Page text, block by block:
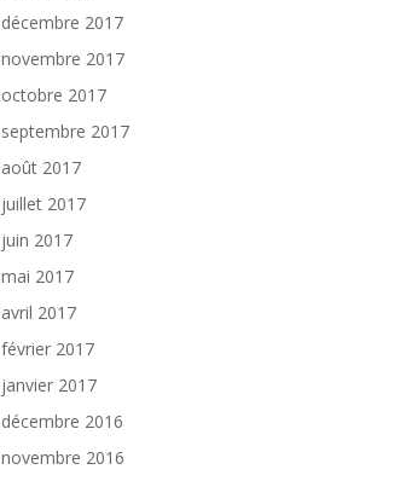
décembre 2017
novembre 2017
octobre 2017
septembre 2017
août 2017
juillet 2017
juin 2017
mai 2017
avril 2017
février 2017
janvier 2017
décembre 2016
novembre 2016